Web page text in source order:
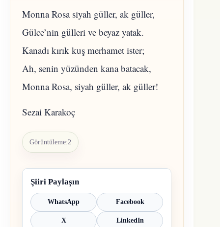
Monna Rosa siyah güller, ak güller,
Gülce’nin gülleri ve beyaz yatak.
Kanadı kırık kuş merhamet ister;
Ah, senin yüzünden kana batacak,
Monna Rosa, siyah güller, ak güller!
Sezai Karakoç
Görüntüleme:2
Şiiri Paylaşın
WhatsApp Facebook
X LinkedIn